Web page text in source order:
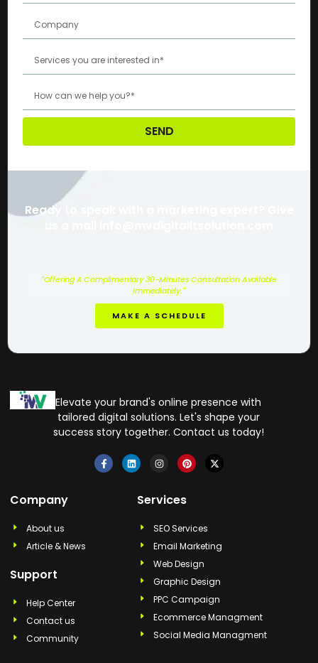
SEND
Ready to speak with a marketing expert? Give
"Offering A Complimentary 30-Minutes Consultation Available
Immediately."
MAKE A SCHEDULE
Elevate your brand's online presence with
tailored digital solutions. Let's shape your
success story together. Contact us today!
Company
About us
Article & News
Support
Help Center
Contact us
Community
Services
SEO Services
Email Marketing
Web Design
Graphic Design
PPC Campaign
Ecommerce Managment
Social Media Managment